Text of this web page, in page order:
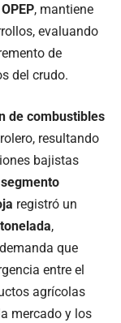
OPEP, mantiene
evaluando
de
del crudo.
de combustibles
resultando
bajistas
segmento
registró un
,
que
entre el
agrícolas
mercado y los